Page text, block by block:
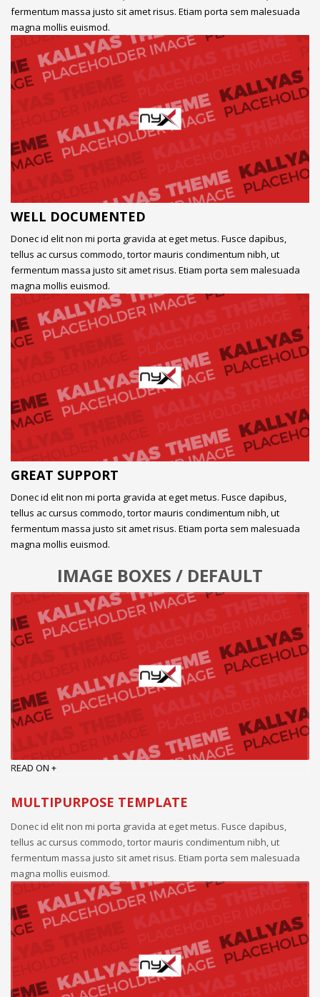
fermentum massa justo sit amet risus. Etiam porta sem malesuada
magna mollis euismod.
WELL DOCUMENTED
Donec id elit non mi porta gravida at eget metus. Fusce dapibus,
tellus ac cursus commodo, tortor mauris condimentum nibh, ut
fermentum massa justo sit amet risus. Etiam porta sem malesuada
magna mollis euismod.
GREAT SUPPORT
Donec id elit non mi porta gravida at eget metus. Fusce dapibus,
tellus ac cursus commodo, tortor mauris condimentum nibh, ut
fermentum massa justo sit amet risus. Etiam porta sem malesuada
magna mollis euismod.
IMAGE BOXES / DEFAULT
READ ON +
MULTIPURPOSE TEMPLATE
Donec id elit non mi porta gravida at eget metus. Fusce dapibus,
tellus ac cursus commodo, tortor mauris condimentum nibh, ut
fermentum massa justo sit amet risus. Etiam porta sem malesuada
magna mollis euismod.